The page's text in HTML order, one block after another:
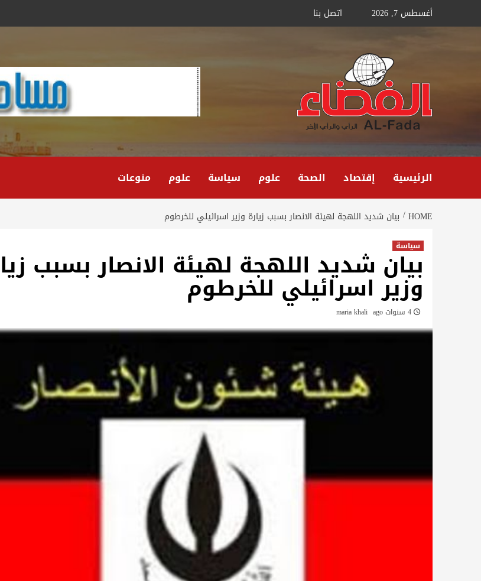
to أغسطس 7, 2026 اتصل بنا
الرئيسية إقتصاد الصحة علوم سياسة علوم منوعات
HOME بيان شديد اللهجة لهيئة الانصار بسبب زيارة وزير اسرائيلي للخرطوم
سياسة
بيان شديد اللهجة لهيئة الانصار بسبب
وزير اسرائيلي للخرطوم
4 سنوات ago maria khali